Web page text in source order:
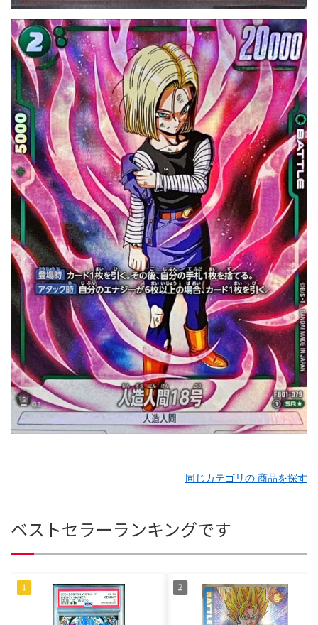
同じカテゴリの 商品を探す
ベストセラーランキングです